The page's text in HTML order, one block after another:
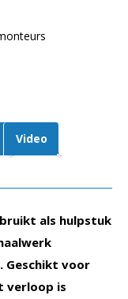
Video
als hulpstuk
Geschikt voor
verloop is